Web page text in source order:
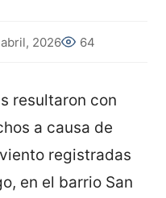
2026 64
resultaron con
a causa de
registradas
en el barrio San